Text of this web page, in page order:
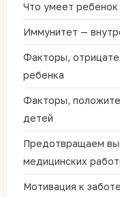
Что умеет ребенок
Иммунитет —
Факторы,
ребенка
Факторы,
детей
Предотвращаем
медицинских
Мотивация к